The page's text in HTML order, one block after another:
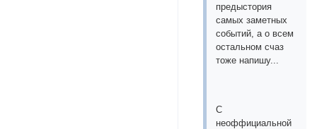
предыстория
самых заметных
событий, а о всем
остальном счаз
тоже напишу...
С
неоффициальной